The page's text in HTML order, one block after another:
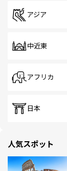
アジア
中近東
アフリカ
日本
人気スポット